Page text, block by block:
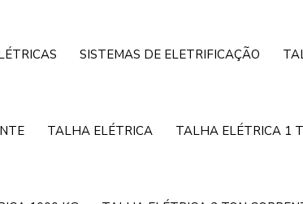
SISTEMAS DE ELETRIFICAÇÃO
TALHA ELÉTRICA TALHA ELÉTRICA 1